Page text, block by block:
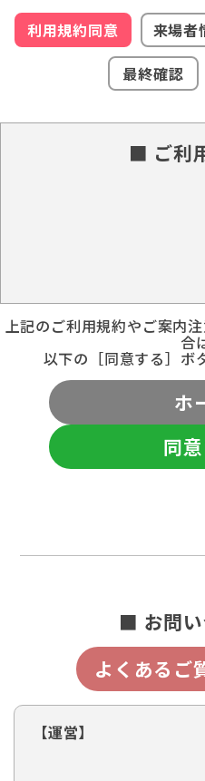
利用規約同意 来場者
最終確認
■ ご利
上記のご利用規約やご案内
合
以下の［同意する］ボ
ホ
同
■ お問
よくあるご
【運営】